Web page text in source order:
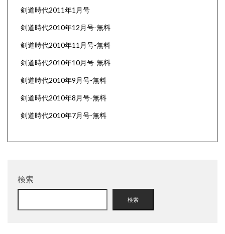
剣道時代2011年1月号
剣道時代2010年12月号-無料
剣道時代2010年11月号-無料
剣道時代2010年10月号-無料
剣道時代2010年9月号-無料
剣道時代2010年8月号-無料
剣道時代2010年7月号-無料
検索
検索